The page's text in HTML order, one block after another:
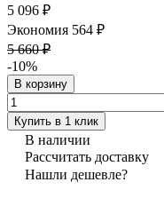
5 096 ₽
Экономия 564 ₽
5 660 ₽
-10%
В корзину
Купить в 1 клик
В наличии
Рассчитать доставку
Нашли дешевле?